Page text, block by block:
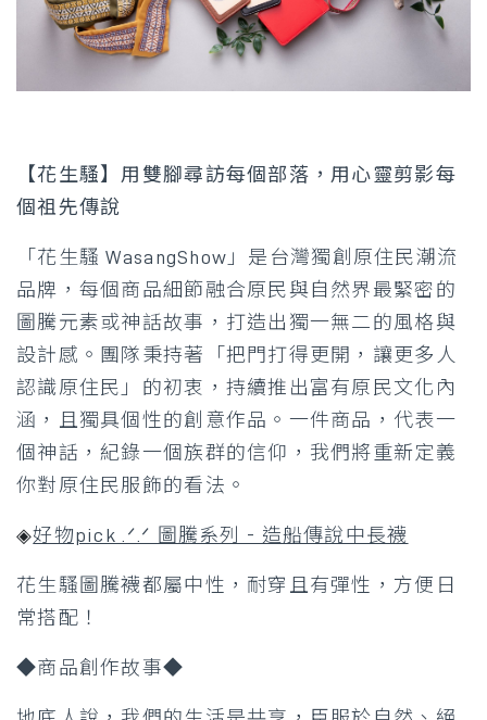
【花生騷】用雙腳尋訪每個部落，用心靈剪影每
個祖先傳說
「花生騷 WasangShow」是台灣獨創原住民潮流
品牌，每個商品細節融合原民與自然界最緊密的
圖騰元素或神話故事，打造出獨一無二的風格與
設計感。團隊秉持著「把門打得更開，讓更多人
認識原住民」的初衷，持續推出富有原民文化內
涵，且獨具個性的創意作品。一件商品，代表一
個神話，紀錄一個族群的信仰，我們將重新定義
你對原住民服飾的看法。
◈好物pick .ᐟ.ᐟ 圖騰系列 - 造船傳說中長襪
花生騷圖騰襪都屬中性，耐穿且有彈性，方便日
常搭配！
◆商品創作故事◆